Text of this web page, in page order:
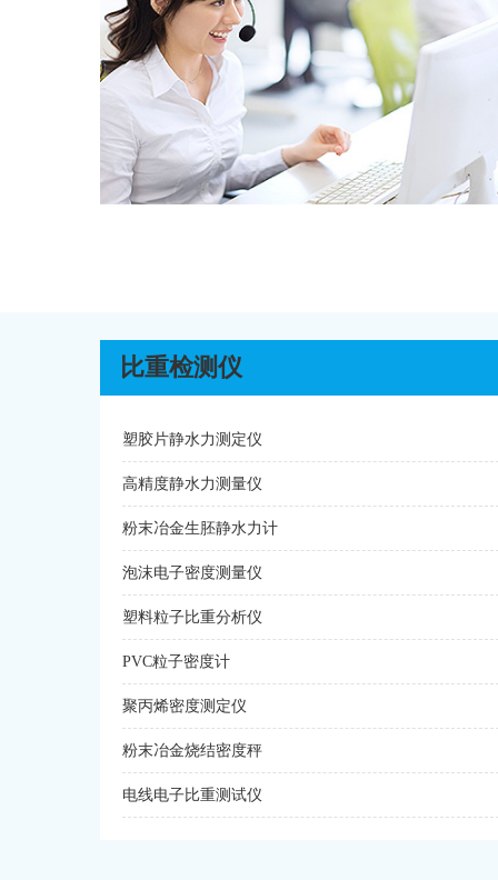
比重检测仪
塑胶片静水力测定仪
高精度静水力测量仪
粉末冶金生胚静水力计
泡沫电子密度测量仪
塑料粒子比重分析仪
PVC粒子密度计
聚丙烯密度测定仪
粉末冶金烧结密度秤
电线电子比重测试仪